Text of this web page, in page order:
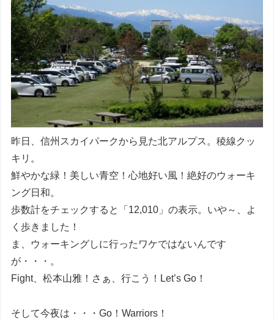
昨日、信州スカイパークから見た北アルプス。稜線クッ
キリ。
鮮やかな緑！美しい青空！心地好い風！絶好のウォーキ
ング日和。
歩数計をチェックすると「12,010」の表示。いや～、よ
く歩きました！
ま、ウォーキングしに行ったワケではないんです
が・・・。
Fight、松本山雅！さぁ、行こう！Let’s Go！
そして今夜は・・・Go！Warriors！